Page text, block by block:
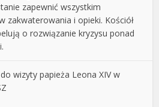
zapewnić wszystkim
zakwaterowania i opieki. Kościół
o rozwiązanie kryzysu ponad
wizyty papieża Leona XIV w